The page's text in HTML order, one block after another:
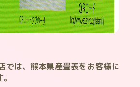
では、熊本県産畳表をお客様に